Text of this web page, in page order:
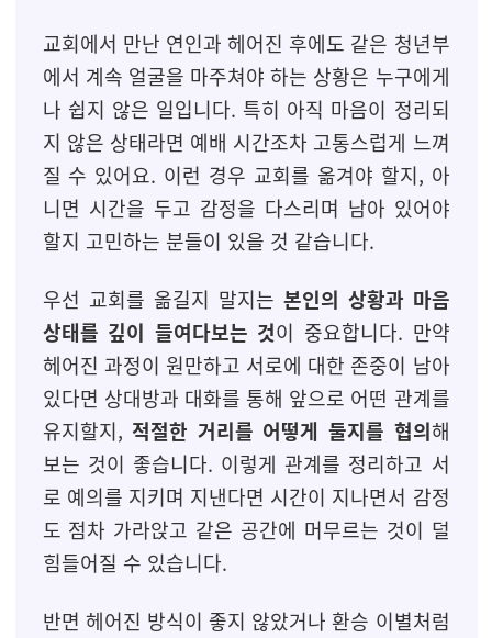
교회에서 만난 연인과 헤어진 후에도 같은 청년부
에서 계속 얼굴을 마주쳐야 하는 상황은 누구에게
나 쉽지 않은 일입니다. 특히 아직 마음이 정리되
지 않은 상태라면 예배 시간조차 고통스럽게 느껴
질 수 있어요. 이런 경우 교회를 옮겨야 할지, 아
니면 시간을 두고 감정을 다스리며 남아 있어야
할지 고민하는 분들이 있을 것 같습니다.
우선 교회를 옮길지 말지는 본인의 상황과 마음
상태를 깊이 들여다보는 것이 중요합니다. 만약
헤어진 과정이 원만하고 서로에 대한 존중이 남아
있다면 상대방과 대화를 통해 앞으로 어떤 관계를
유지할지,적절한 거리를 어떻게 둘지를 협의해
보는 것이 좋습니다. 이렇게 관계를 정리하고 서
로 예의를 지키며 지낸다면 시간이 지나면서 감정
도 점차 가라앉고 같은 공간에 머무르는 것이 덜
힘들어질 수 있습니다.
반면 헤어진 방식이 좋지 않았거나 환승 이별처럼